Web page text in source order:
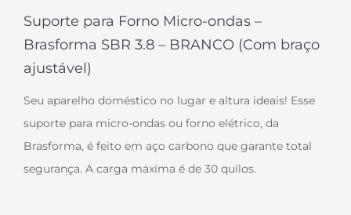
Suporte para Forno Micro-ondas –
Brasforma SBR 3.8 – BRANCO (Com braço
ajustável)
Seu aparelho doméstico no lugar e altura ideais! Esse
suporte para micro-ondas ou forno elétrico, da
Brasforma, é feito em aço carbono que garante total
segurança. A carga máxima é de 30 quilos.